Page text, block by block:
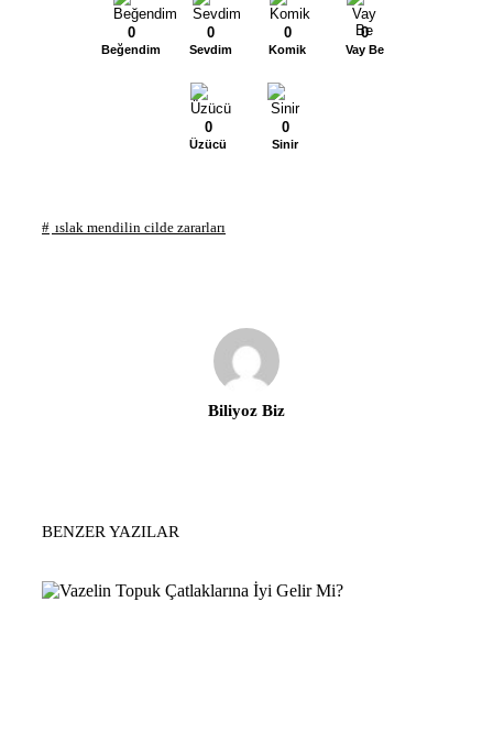
0
Beğendim
0
Sevdim
0
Komik
0
Vay Be
0
Üzücü
0
Sinir
ıslak mendilin cilde zararları
Biliyoz Biz
BENZER YAZILAR